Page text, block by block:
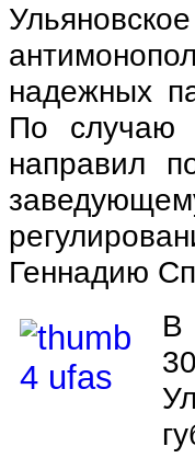
надежных
По случаю
направил
Геннадию
В